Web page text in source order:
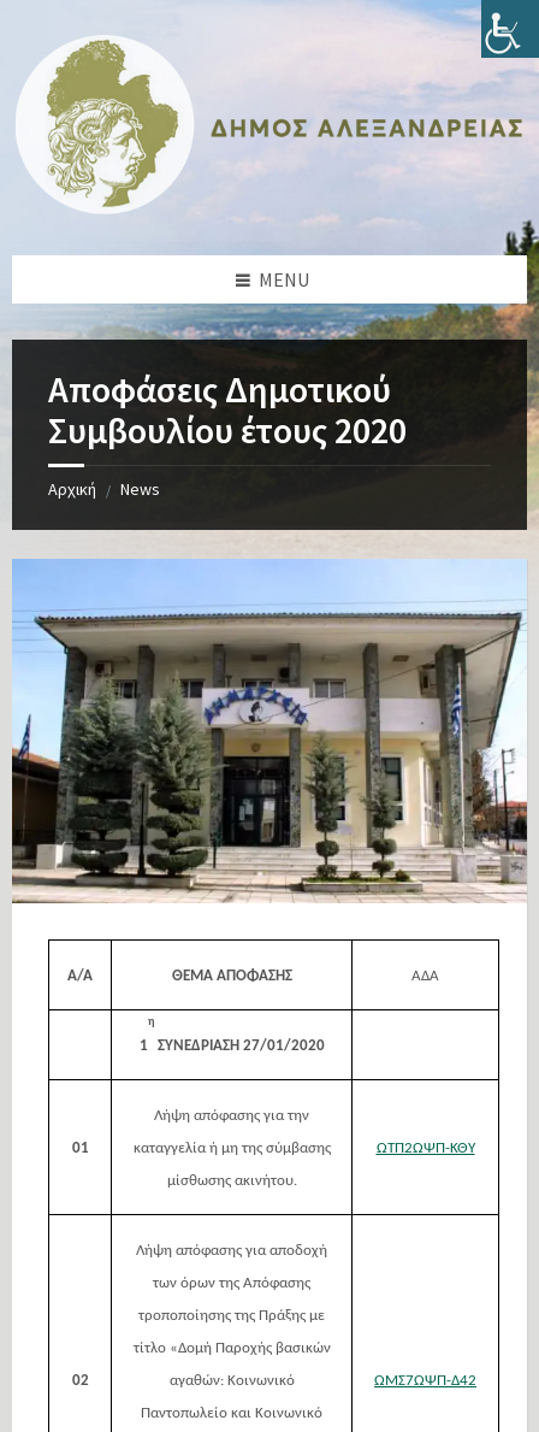
content
sidebar
sidebar
footer
MENU
Αποφάσεις Δημοτικού
Συμβουλίου έτους 2020
Αρχική / News
Α/Α ΘΕΜΑ ΑΠΟΦΑΣΗΣ ΑΔΑ
1
η
ΣΥΝΕΔΡΙΑΣΗ 27/01/2020
01
Λήψη απόφασης για την
καταγγελία ή μη της σύμβασης
μίσθωσης ακινήτου.
ΩΤΠ2ΩΨΠ-ΚΘΥ
02
Λήψη απόφασης για αποδοχή
των όρων της Απόφασης
τροποποίησης της Πράξης με
τίτλο «Δομή Παροχής βασικών
αγαθών: Κοινωνικό
Παντοπωλείο και Κοινωνικό
ΩΜΣ7ΩΨΠ-Δ42